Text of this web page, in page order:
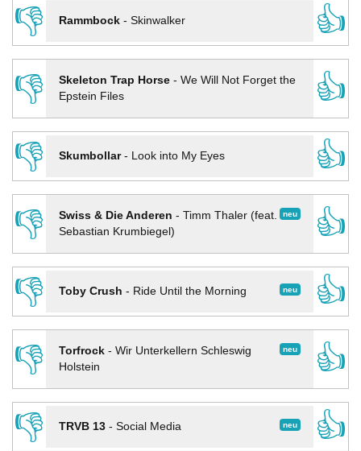
👎
Rammbock- Skinwalker
👍
👎
Skeleton Trap Horse- We Will Not Forget the
Epstein Files
👍
👎
Skumbollar- Look into My Eyes
👍
👎
neu
Swiss & Die Anderen - Timm Thaler (feat.
Sebastian Krumbiegel)
👍
👎
neu
Toby Crush - Ride Until the Morning
👍
👎
neu
Torfrock- Wir Unterkellern Schleswig
Holstein
👍
👎
neu
TRVB 13- Social Media
👍